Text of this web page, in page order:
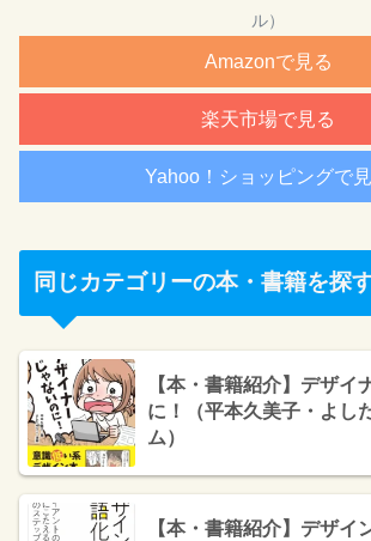
ル）
Amazonで見る
楽天市場で見る
Yahoo！ショッピングで
同じカテゴリーの本・書籍を探
【本・書籍紹介】デザイ
に！（平本久美子・よし
ム）
【本・書籍紹介】デザイ